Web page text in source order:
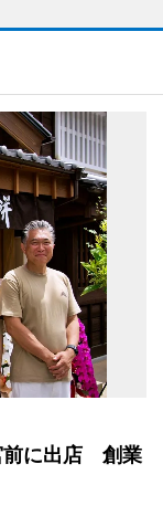
前に出店 創業